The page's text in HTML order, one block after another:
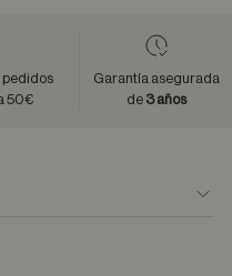
50€
Garantía asegurada
de 3 años